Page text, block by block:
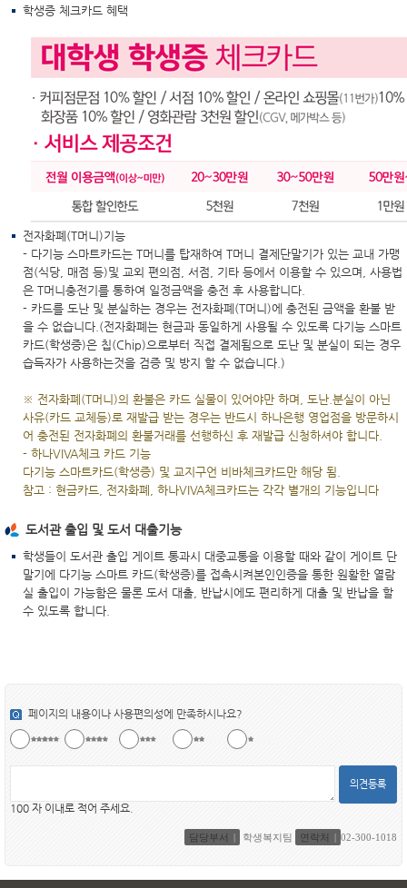
학생증 체크카드 혜택
전자화폐(T머니)기능
- 다기능 스마트카드는 T머니를 탑재하여 T머니 결제단말기가 있는 교내 가맹
점(식당, 매점 등)및 교외 편의점, 서점, 기타 등에서 이용할 수 있으며, 사용법
은 T머니충전기를 통하여 일정금액을 충전 후 사용합니다.
- 카드를 도난 및 분실하는 경우는 전자화폐(T머니)에 충전된 금액을 환불 받
을 수 없습니다.(전자화폐는 현금과 동일하게 사용될 수 있도록 다기능 스마트
카드(학생증)은 칩(Chip)으로부터 직접 결제됨으로 도난 및 분실이 되는 경우
습득자가 사용하는것을 검증 및 방지 할 수 없습니다.)
※ 전자화폐(T머니)의 환불은 카드 실물이 있어야만 하며, 도난.분실이 아닌
사유(카드 교체등)로 재발급 받는 경우는 반드시 하나은행 영업점을 방문하시
어 충전된 전자화폐의 환불거래를 선행하신 후 재발급 신청하셔야 합니다.
- 하나VIVA체크 카드 기능
다기능 스마트카드(학생증) 및 교지구언 비바체크카드만 해당 됨.
참고 : 현금카드, 전자화폐, 하나VIVA체크카드는 각각 별개의 기능입니다
도서관 출입 및 도서 대출기능
학생들이 도서관 출입 게이트 통과시 대중교통을 이용할 때와 같이 게이트 단
말기에 다기능 스마트 카드(학생증)를 접촉시켜본인인증을 통한 원활한 열람
실 출입이 가능함은 물론 도서 대출, 반납시에도 편리하게 대출 및 반납을 할
수 있도록 합니다.
페이지의 내용이나 사용편의성에 만족하시나요?
의견등록
100 자 이내로 적어 주세요.
담당부서 학생복지팀 연락처 02-300-1018